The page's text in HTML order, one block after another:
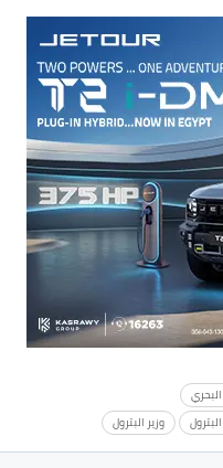
وزير البترول